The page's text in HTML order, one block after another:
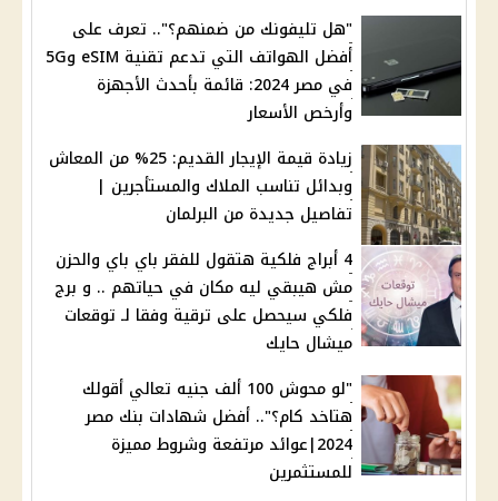
"هل تليفونك من ضمنهم؟".. تعرف على
أفضل الهواتف التي تدعم تقنية eSIM و5G
في مصر 2024: قائمة بأحدث الأجهزة
وأرخص الأسعار
زيادة قيمة الإيجار القديم: 25% من المعاش
وبدائل تناسب الملاك والمستأجرين |
تفاصيل جديدة من البرلمان
4 أبراج فلكية هتقول للفقر باي باي والحزن
مش هيبقي ليه مكان في حياتهم .. و برج
فلكي سيحصل على ترقية وفقا لـ توقعات
ميشال حايك
"لو محوش 100 ألف جنيه تعالي أقولك
هتاخد كام؟".. أفضل شهادات بنك مصر
2024|عوائد مرتفعة وشروط مميزة
للمستثمرين